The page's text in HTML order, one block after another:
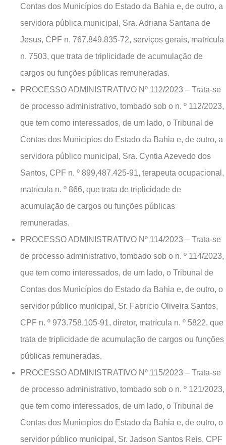
Contas dos Municípios do Estado da Bahia e, de outro, a
servidora pública municipal, Sra. Adriana Santana de
Jesus, CPF n. 767.849.835-72, serviços gerais, matrícula
n. 7503, que trata de triplicidade de acumulação de
cargos ou funções públicas remuneradas.
PROCESSO ADMINISTRATIVO Nº 112/2023 – Trata-se
de processo administrativo, tombado sob o n. º 112/2023,
que tem como interessados, de um lado, o Tribunal de
Contas dos Municípios do Estado da Bahia e, de outro, a
servidora público municipal, Sra. Cyntia Azevedo dos
Santos, CPF n. º 899,487.425-91, terapeuta ocupacional,
matrícula n. º 866, que trata de triplicidade de
acumulação de cargos ou funções públicas
remuneradas.
PROCESSO ADMINISTRATIVO Nº 114/2023 – Trata-se
de processo administrativo, tombado sob o n. º 114/2023,
que tem como interessados, de um lado, o Tribunal de
Contas dos Municípios do Estado da Bahia e, de outro, o
servidor público municipal, Sr. Fabricio Oliveira Santos,
CPF n. º 973.758.105-91, diretor, matrícula n. º 5822, que
trata de triplicidade de acumulação de cargos ou funções
públicas remuneradas.
PROCESSO ADMINISTRATIVO Nº 115/2023 – Trata-se
de processo administrativo, tombado sob o n. º 121/2023,
que tem como interessados, de um lado, o Tribunal de
Contas dos Municípios do Estado da Bahia e, de outro, o
servidor público municipal, Sr. Jadson Santos Reis, CPF